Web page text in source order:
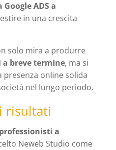
Google ADS a
in una crescita
solo mira a produrre
breve termine, ma si
online solida
nel lungo periodo.
risultati
a
Neweb Studio come